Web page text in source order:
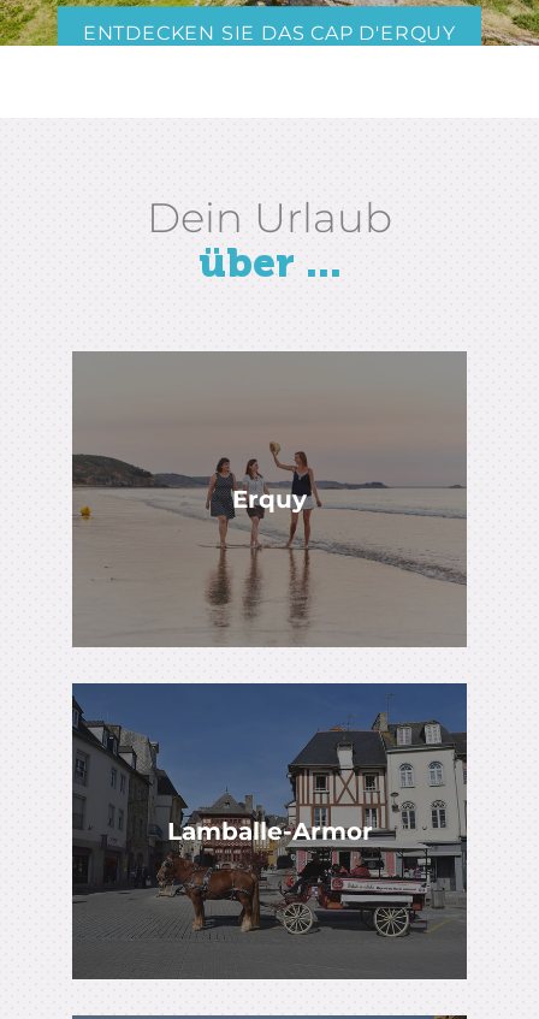
ENTDECKEN SIE DAS CAP D'ERQUY
Dein Urlaub
über ...
Erquy
Lamballe-Armor